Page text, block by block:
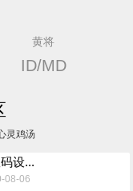
黄将
ID/MD
灵鸡汤
设...
08-06